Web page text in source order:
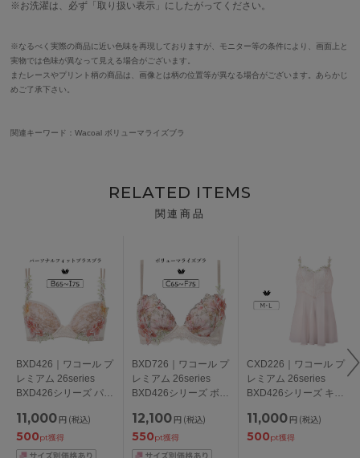
※お洗濯は、必ず「取り扱い表示」にしたがってください。
※なるべく実際の商品に近い色味を再現しておりますが、モニター等の条件により、画面上と
実物では色味が異なって見える場合がございます。
またレースやプリント柄の商品は、画像とは柄の位置等が異なる場合がございます。あらかじ
めご了承下さい。
関連キーワード：Wacoal ボリューマライズブラ
RELATED ITEMS
関連商品
BXD426｜ワコール プ
レミアム 26series
BXD426シリーズ パー
ブラ ブラジャー単品
BCDEFGHIカップ ア
ンダー
11,000 円 (税込)
500pt獲得
BXD726｜ワコール プ
レミアム 26series
BXD426シリーズ ボリ
ラジャー単品 CDEFG
カップ アンダー
65/70/75cm
12,100 円 (税込)
550pt獲得
CXD226｜ワコール プ
レミアム 26series
BXD426シリーズ キャ
11,000 円 (税込)
500pt獲得